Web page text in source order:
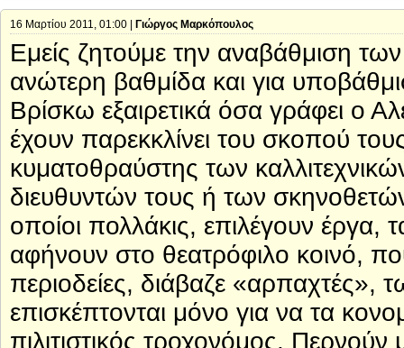
16 Μαρτίου 2011, 01:00 | Γιώργος Μαρκόπουλος
Εμείς ζητούμε την αναβάθμιση
ανώτερη βαθμίδα και για
Βρίσκω εξαιρετικά όσα γράφει
έχουν παρεκκλίνει του σκοπού
κυματοθραύστης των
διευθυντών τους ή των
οποίοι πολλάκις, επιλέγουν έργα,
αφήνουν στο θεατρόφιλο κοινό,
περιοδείες, διάβαζε
επισκέπτονται μόνο για να τα
πιλιτιστικός τροχονόμος. Περνούν